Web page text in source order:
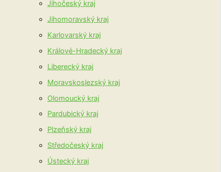
Jihočeský kraj
Jihomoravský kraj
Karlovarský kraj
Králové-Hradecký kraj
Liberecký kraj
Moravskoslezský kraj
Olomoucký kraj
Pardubický kraj
Plzeňský kraj
Středočeský kraj
Ústecký kraj